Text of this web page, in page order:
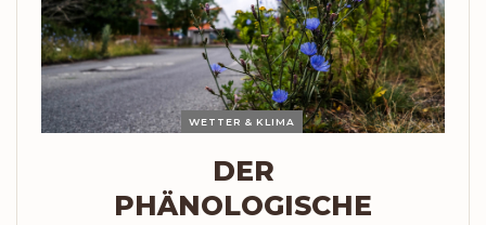
WETTER & KLIMA
DER
PHÄNOLOGISCHE